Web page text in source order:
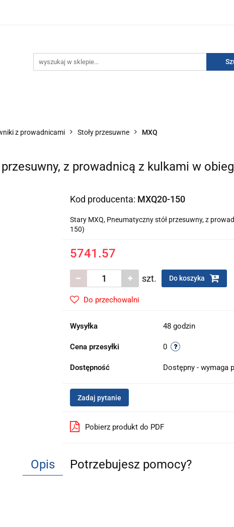
AUTORYZOWANY DYSTRYBUTOR SMC
POWIETRZA SERIA J AUTORYZOWANY
z prowadnicami Stoły przesuwne MXQ
z prowadnicą z kulkami w
Kod producenta: MXQ20-150
Stary MXQ, Pneumatyczny stół przesuwny, z
150)
5741.57
szt. Do koszyka
Do przechowalni
Wysyłka 48 godzin
Cena przesyłki 0
Dostępność Dostępny - wymaga
Zadaj pytanie
Pobierz produkt do PDF
Opis Potrzebujesz pomocy?